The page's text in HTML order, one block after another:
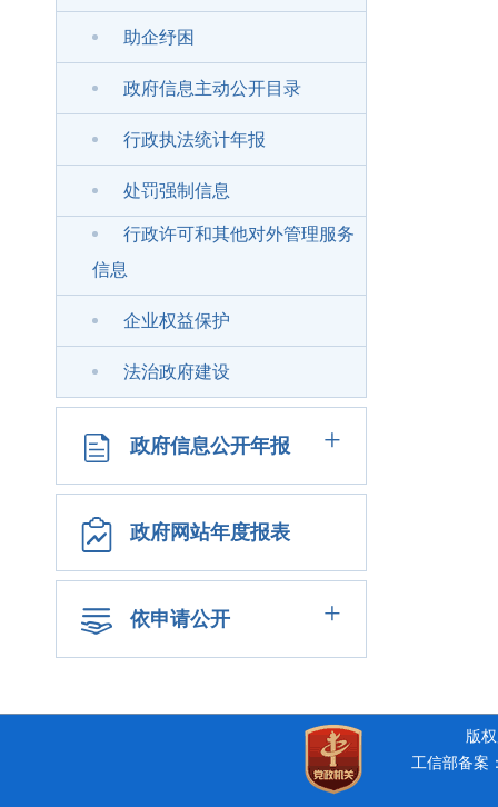
助企纾困
政府信息主动公开目录
行政执法统计年报
处罚强制信息
行政许可和其他对外管理服务
信息
企业权益保护
法治政府建设
政府信息公开年报 +
政府网站年度报表
依申请公开 +
版
工信部备案